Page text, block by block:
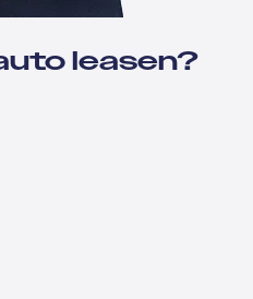
leasen?